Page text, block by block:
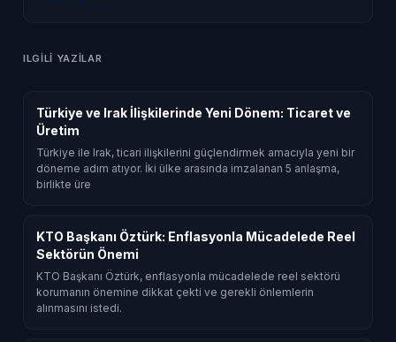
ILGILI YAZILAR
Türkiye ve Irak İlişkilerinde Yeni Dönem: Ticaret ve
Üretim
Türkiye ile Irak, ticari ilişkilerini güçlendirmek amacıyla yeni bir
döneme adım atıyor. İki ülke arasında imzalanan 5 anlaşma,
birlikte üre
KTO Başkanı Öztürk: Enflasyonla Mücadelede Reel
Sektörün Önemi
KTO Başkanı Öztürk, enflasyonla mücadelede reel sektörü
korumanın önemine dikkat çekti ve gerekli önlemlerin
alınmasını istedi.